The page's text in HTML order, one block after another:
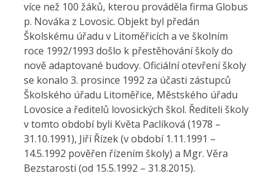
více než 100 žáků, kterou prováděla firma Globus
p. Nováka z Lovosic. Objekt byl předán
Školskému úřadu v Litoměřicích a ve školním
roce 1992/1993 došlo k přestěhování školy do
nově adaptované budovy. Oficiální otevření školy
se konalo 3. prosince 1992 za účasti zástupců
Školského úřadu Litoměřice, Městského úřadu
Lovosice a ředitelů lovosických škol. Řediteli školy
v tomto období byli Květa Paclíková (1978 –
31.10.1991), Jiří Řízek (v období 1.11.1991 –
14.5.1992 pověřen řízením školy) a Mgr. Věra
Bezstarosti (od 15.5.1992 – 31.8.2015).